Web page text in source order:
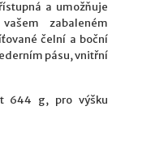
a umožňuje
zabaleném
čelní a boční
pásu, vnitřní
644 g, pro výšku